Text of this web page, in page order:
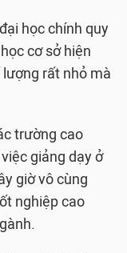
học chính quy
cơ sở hiện
rất nhỏ mà
trường cao
giảng dạy ở
giờ vô cùng
nghiệp cao